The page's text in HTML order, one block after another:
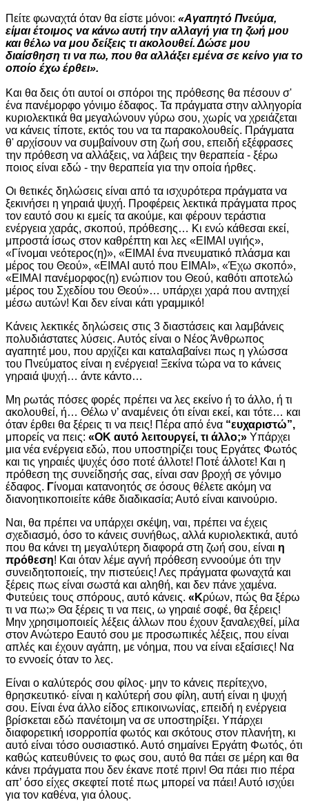
Πείτε φωναχτά όταν θα είστε μόνοι: «Αγαπητό Πνεύμα,
είμαι έτοιμος να κάνω αυτή την αλλαγή για τη ζωή μου
και θέλω να μου δείξεις τι ακολουθεί. Δώσε μου
διαίσθηση τι να πω, που θα αλλάξει εμένα σε κείνο για το
οποίο έχω έρθει».
Και θα δεις ότι αυτοί οι σπόροι της πρόθεσης θα πέσουν σ'
ένα πανέμορφο γόνιμο έδαφος. Τα πράγματα στην αλληγορία
κυριολεκτικά θα μεγαλώνουν γύρω σου, χωρίς να χρειάζεται
να κάνεις τίποτε, εκτός του να τα παρακολουθείς. Πράγματα
θ' αρχίσουν να συμβαίνουν στη ζωή σου, επειδή εξέφρασες
την πρόθεση να αλλάξεις, να λάβεις την θεραπεία - ξέρω
ποιος είναι εδώ - την θεραπεία για την οποία ήρθες.
Oι θετικές δηλώσεις είναι από τα ισχυρότερα πράγματα να
ξεκινήσει η γηραιά ψυχή. Προφέρεις λεκτικά πράγματα προς
τον εαυτό σου κι εμείς τα ακούμε, και φέρουν τεράστια
ενέργεια χαράς, σκοπού, πρόθεσης… Κι ενώ κάθεσαι εκεί,
μπροστά ίσως στον καθρέπτη και λες «ΕΙΜΑΙ υγιής»,
«Γίνομαι νεότερος(η)», «ΕΙΜΑΙ ένα πνευματικό πλάσμα και
μέρος του Θεού», «ΕΙΜΑΙ αυτό που ΕΙΜΑΙ», «Έχω σκοπό»,
«ΕΙΜΑΙ πανέμορφος(η) ενώπιον του Θεού, καθότι αποτελώ
μέρος του Σχεδίου του Θεού»… υπάρχει χαρά που αντηχεί
μέσω αυτών! Και δεν είναι κάτι γραμμικό!
Κάνεις λεκτικές δηλώσεις στις 3 διαστάσεις και λαμβάνεις
πολυδιάστατες λύσεις. Αυτός είναι ο Νέος Άνθρωπος
αγαπητέ μου, που αρχίζει και καταλαβαίνει πως η γλώσσα
του Πνεύματος είναι η ενέργεια! Ξεκίνα τώρα να το κάνεις
γηραιά ψυχή… άντε κάντο…
Μη ρωτάς πόσες φορές πρέπει να λες εκείνο ή το άλλο, ή τι
ακολουθεί, ή… Θέλω ν’ αναμένεις ότι είναι εκεί, και τότε… και
όταν έρθει θα ξέρεις τι να πεις! Πέρα από ένα “ευχαριστώ”,
μπορείς να πεις: «ΟΚ αυτό λειτουργεί, τι άλλο;» Υπάρχει
μια νέα ενέργεια εδώ, που υποστηρίζει τους Εργάτες Φωτός
και τις γηραιές ψυχές όσο ποτέ άλλοτε! Ποτέ άλλοτε! Και η
πρόθεση της συνείδησής σας, είναι σαν βροχή σε γόνιμο
έδαφος. Γίνομαι κατανοητός σε όσους θέλετε ακόμη να
διανοητικοποιείτε κάθε διαδικασία; Αυτό είναι καινούριο.
Ναι, θα πρέπει να υπάρχει σκέψη, ναι, πρέπει να έχεις
σχεδιασμό, όσο το κάνεις συνήθως, αλλά κυριολεκτικά, αυτό
που θα κάνει τη μεγαλύτερη διαφορά στη ζωή σου, είναι η
πρόθεση! Και όταν λέμε αγνή πρόθεση εννοούμε ότι την
συνειδητοποιείς, την πιστεύεις! Λες πράγματα φωναχτά και
ξέρεις πως είναι σωστά και αληθή, και δεν πάνε χαμένα.
Φυτεύεις τους σπόρους, αυτό κάνεις. «Κρύων, πώς θα ξέρω
τι να πω;» Θα ξέρεις τι να πεις, ω γηραιέ σοφέ, θα ξέρεις!
Μην χρησιμοποιείς λέξεις άλλων που έχουν ξαναλεχθεί, μίλα
στον Ανώτερο Εαυτό σου με προσωπικές λέξεις, που είναι
απλές και έχουν αγάπη, με νόημα, που να είναι εξαίσιες! Να
το εννοείς όταν το λες.
Είναι ο καλύτερός σου φίλος· μην το κάνεις περίτεχνο,
θρησκευτικό· είναι η καλύτερή σου φίλη, αυτή είναι η ψυχή
σου. Είναι ένα άλλο είδος επικοινωνίας, επειδή η ενέργεια
βρίσκεται εδώ πανέτοιμη να σε υποστηρίξει. Υπάρχει
διαφορετική ισορροπία φωτός και σκότους στον πλανήτη, κι
αυτό είναι τόσο ουσιαστικό. Αυτό σημαίνει Εργάτη Φωτός, ότι
καθώς κατευθύνεις το φως σου, αυτό θα πάει σε μέρη και θα
κάνει πράγματα που δεν έκανε ποτέ πριν! Θα πάει πιο πέρα
απ’ όσο είχες σκεφτεί ποτέ πως μπορεί να πάει! Αυτό ισχύει
για τον καθένα, για όλους.